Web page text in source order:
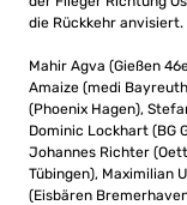
die Rückkehr
Mahir Agva (Gießen
Amaize (medi
(Phoenix Hagen),
Dominic Lockhart (BG
Johannes Richter
Tübingen), Maximilian
(Eisbären